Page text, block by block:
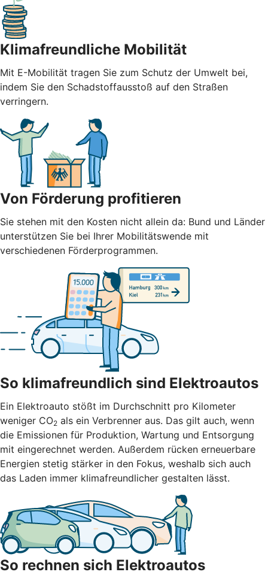
Klimafreundliche Mobilität
Mit E-Mobilität tragen Sie zum Schutz der Umwelt bei,
indem Sie den Schadstoffausstoß auf den Straßen
verringern.
Von Förderung profitieren
Sie stehen mit den Kosten nicht allein da: Bund und Länder
unterstützen Sie bei Ihrer Mobilitätswende mit
verschiedenen Förderprogrammen.
So klimafreundlich sind Elektroautos
Ein Elektroauto stößt im Durchschnitt pro Kilometer
weniger CO2 als ein Verbrenner aus. Das gilt auch, wenn
die Emissionen für Produktion, Wartung und Entsorgung
mit eingerechnet werden. Außerdem rücken erneuerbare
Energien stetig stärker in den Fokus, weshalb sich auch
das Laden immer klimafreundlicher gestalten lässt.
So rechnen sich Elektroautos